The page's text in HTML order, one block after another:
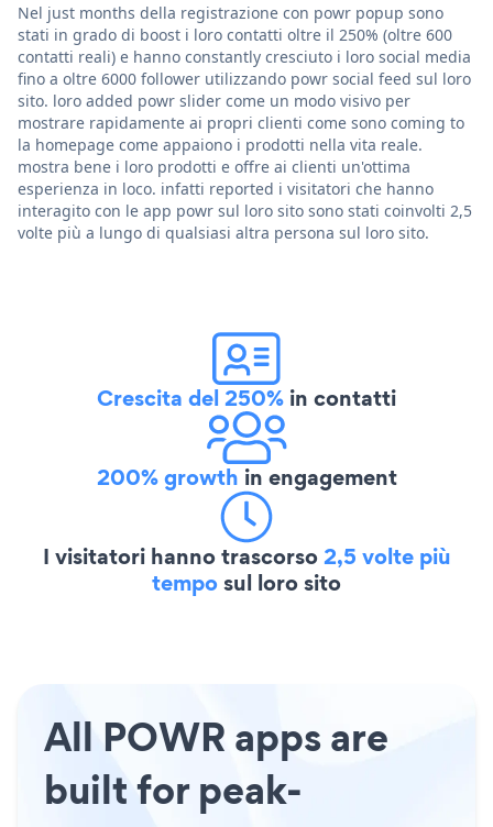
Nel just months della registrazione con powr popup sono
stati in grado di boost i loro contatti oltre il 250% (oltre 600
contatti reali) e hanno constantly cresciuto i loro social media
fino a oltre 6000 follower utilizzando powr social feed sul loro
sito. loro added powr slider come un modo visivo per
mostrare rapidamente ai propri clienti come sono coming to
la homepage come appaiono i prodotti nella vita reale.
mostra bene i loro prodotti e offre ai clienti un'ottima
esperienza in loco. infatti reported i visitatori che hanno
interagito con le app powr sul loro sito sono stati coinvolti 2,5
volte più a lungo di qualsiasi altra persona sul loro sito.
Crescita del 250% in contatti
200% growth in engagement
I visitatori hanno trascorso2,5 volte più
temposul loro sito
All POWR apps are
built for peak-